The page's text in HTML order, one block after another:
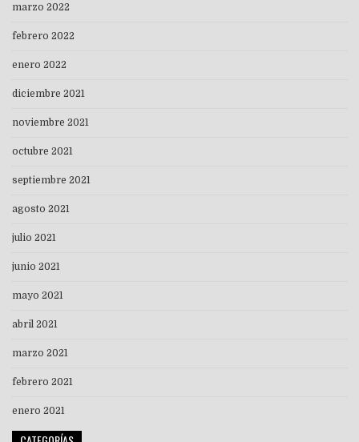
marzo 2022
febrero 2022
enero 2022
diciembre 2021
noviembre 2021
octubre 2021
septiembre 2021
agosto 2021
julio 2021
junio 2021
mayo 2021
abril 2021
marzo 2021
febrero 2021
enero 2021